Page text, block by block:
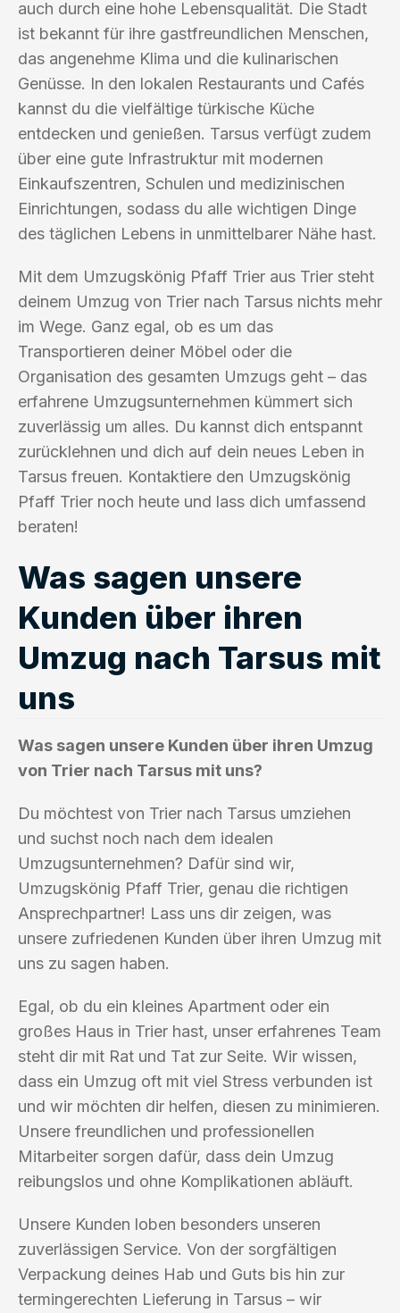
auch durch eine hohe Lebensqualität. Die Stadt
ist bekannt für ihre gastfreundlichen Menschen,
das angenehme Klima und die kulinarischen
Genüsse. In den lokalen Restaurants und Cafés
kannst du die vielfältige türkische Küche
entdecken und genießen. Tarsus verfügt zudem
über eine gute Infrastruktur mit modernen
Einkaufszentren, Schulen und medizinischen
Einrichtungen, sodass du alle wichtigen Dinge
des täglichen Lebens in unmittelbarer Nähe hast.
Mit dem Umzugskönig Pfaff Trier aus Trier steht
deinem Umzug von Trier nach Tarsus nichts mehr
im Wege. Ganz egal, ob es um das
Transportieren deiner Möbel oder die
Organisation des gesamten Umzugs geht – das
erfahrene Umzugsunternehmen kümmert sich
zuverlässig um alles. Du kannst dich entspannt
zurücklehnen und dich auf dein neues Leben in
Tarsus freuen. Kontaktiere den Umzugskönig
Pfaff Trier noch heute und lass dich umfassend
beraten!
Was sagen unsere
Kunden über ihren
Umzug nach Tarsus mit
uns
Was sagen unsere Kunden über ihren Umzug
von Trier nach Tarsus mit uns?
Du möchtest von Trier nach Tarsus umziehen
und suchst noch nach dem idealen
Umzugsunternehmen? Dafür sind wir,
Umzugskönig Pfaff Trier, genau die richtigen
Ansprechpartner! Lass uns dir zeigen, was
unsere zufriedenen Kunden über ihren Umzug mit
uns zu sagen haben.
Egal, ob du ein kleines Apartment oder ein
großes Haus in Trier hast, unser erfahrenes Team
steht dir mit Rat und Tat zur Seite. Wir wissen,
dass ein Umzug oft mit viel Stress verbunden ist
und wir möchten dir helfen, diesen zu minimieren.
Unsere freundlichen und professionellen
Mitarbeiter sorgen dafür, dass dein Umzug
reibungslos und ohne Komplikationen abläuft.
Unsere Kunden loben besonders unseren
zuverlässigen Service. Von der sorgfältigen
Verpackung deines Hab und Guts bis hin zur
termingerechten Lieferung in Tarsus – wir